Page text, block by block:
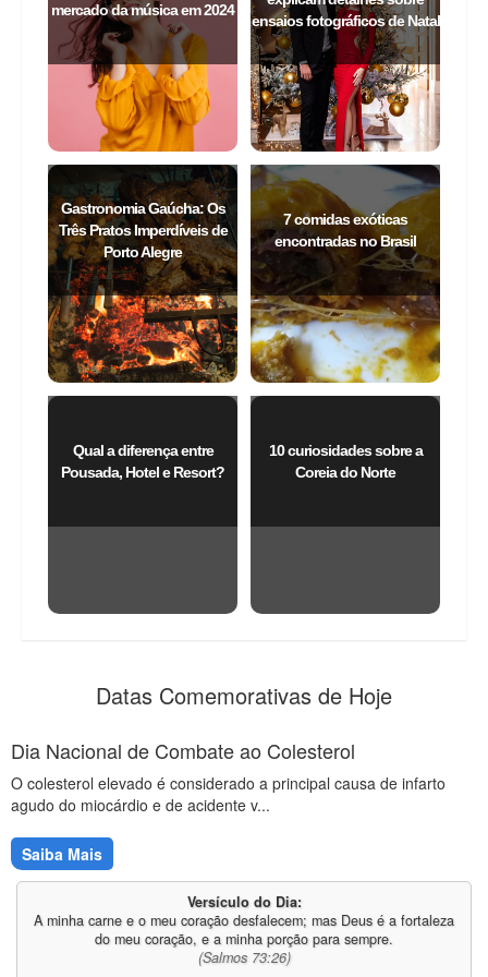
Confira as tendências para o
mercado da música em 2024
Especialistas da FK Pictures
explicam detalhes sobre
ensaios fotográficos de Natal
Gastronomia Gaúcha: Os
Três Pratos Imperdíveis de
Porto Alegre
7 comidas exóticas
encontradas no Brasil
Datas Comemorativas de Hoje
Dia Nacional de Combate ao Colesterol
O colesterol elevado é considerado a principal causa de infarto
agudo do miocárdio e de acidente v...
Saiba Mais